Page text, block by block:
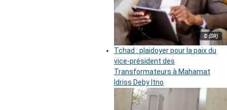
© (DR)
Tchad : plaidoyer pour la paix du
vice-président des
Transformateurs à Mahamat
Idriss Deby Itno